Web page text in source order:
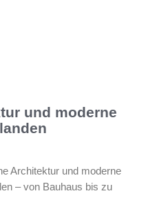
und moderne
Architektur und moderne
– von Bauhaus bis zu